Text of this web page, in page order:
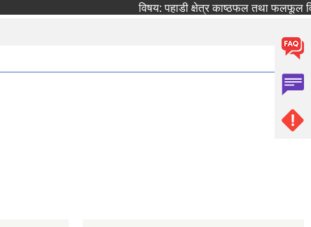
विषय: पहाडी क्षेत्र काष्ठफल तथा फलफूल